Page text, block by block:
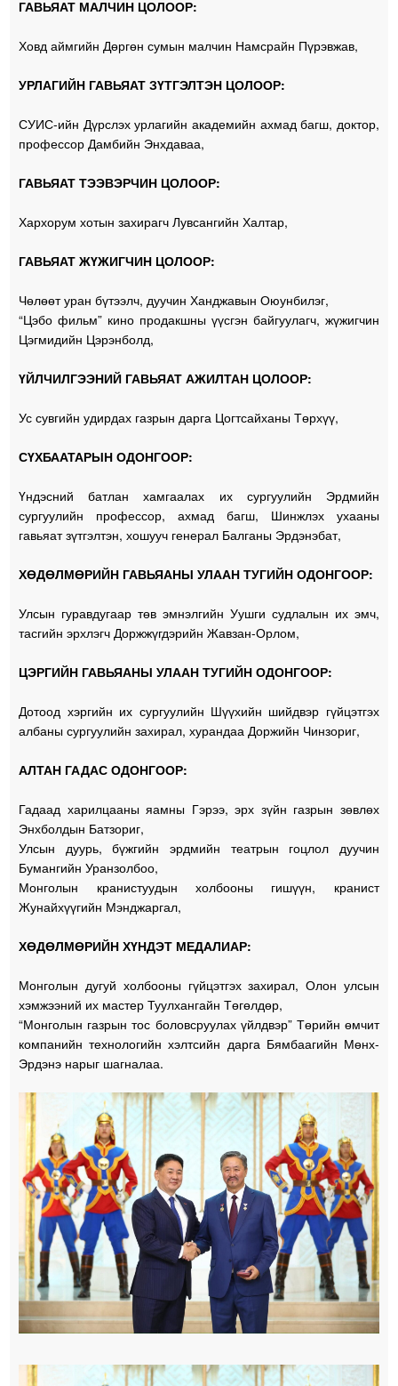
ГАВЬЯАТ МАЛЧИН ЦОЛООР:
Ховд аймгийн Дөргөн сумын малчин Намсрайн Пүрэвжав,
УРЛАГИЙН ГАВЬЯАТ ЗҮТГЭЛТЭН ЦОЛООР:
СУИС-ийн Дүрслэх урлагийн академийн ахмад багш, доктор,
профессор Дамбийн Энхдаваа,
ГАВЬЯАТ ТЭЭВЭРЧИН ЦОЛООР:
Хархорум хотын захирагч Лувсангийн Халтар,
ГАВЬЯАТ ЖҮЖИГЧИН ЦОЛООР:
Чөлөөт уран бүтээлч, дуучин Ханджавын Оюунбилэг,
“Цэбо фильм” кино продакшны үүсгэн байгуулагч, жүжигчин
Цэгмидийн Цэрэнболд,
ҮЙЛЧИЛГЭЭНИЙ ГАВЬЯАТ АЖИЛТАН ЦОЛООР:
Ус сувгийн удирдах газрын дарга Цогтсайханы Төрхүү,
СҮХБААТАРЫН ОДОНГООР:
Үндэсний батлан хамгаалах их сургуулийн Эрдмийн
сургуулийн профессор, ахмад багш, Шинжлэх ухааны
гавьяат зүтгэлтэн, хошууч генерал Балганы Эрдэнэбат,
ХӨДӨЛМӨРИЙН ГАВЬЯАНЫ УЛААН ТУГИЙН ОДОНГООР:
Улсын гуравдугаар төв эмнэлгийн Уушги судлалын их эмч,
тасгийн эрхлэгч Доржжүгдэрийн Жавзан-Орлом,
ЦЭРГИЙН ГАВЬЯАНЫ УЛААН ТУГИЙН ОДОНГООР:
Дотоод хэргийн их сургуулийн Шүүхийн шийдвэр гүйцэтгэх
албаны сургуулийн захирал, хурандаа Доржийн Чинзориг,
АЛТАН ГАДАС ОДОНГООР:
Гадаад харилцааны яамны Гэрээ, эрх зүйн газрын зөвлөх
Энхболдын Батзориг,
Улсын дуурь, бүжгийн эрдмийн театрын гоцлол дуучин
Бумангийн Уранзолбоо,
Монголын кранистуудын холбооны гишүүн, кранист
Жунайхүүгийн Мэнджаргал,
ХӨДӨЛМӨРИЙН ХҮНДЭТ МЕДАЛИАР:
Монголын дугуй холбооны гүйцэтгэх захирал, Олон улсын
хэмжээний их мастер Туулхангайн Төгөлдөр,
“Монголын газрын тос боловсруулах үйлдвэр” Төрийн өмчит
компанийн технологийн хэлтсийн дарга Бямбаагийн Мөнх-
Эрдэнэ нарыг шагналаа.